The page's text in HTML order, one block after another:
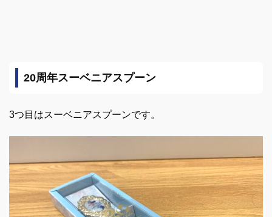
20周年スーベニアスプーン
3つ目はスーベニアスプーンです。